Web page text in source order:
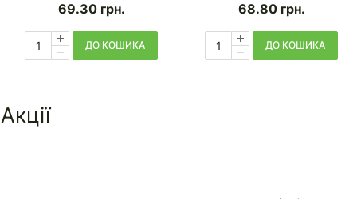
69.30 грн.
ДО КОШИКА
68.80 грн.
ДО КОШИКА
Акції